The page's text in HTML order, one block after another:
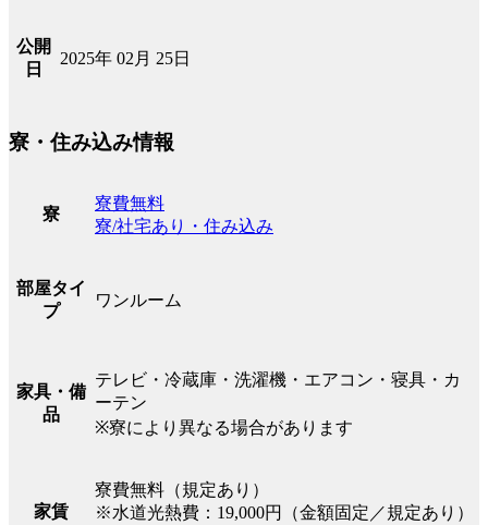
公開
日
2025年 02月 25日
寮・住み込み情報
寮
寮費無料
寮/社宅あり・住み込み
部屋タイ
プ
ワンルーム
家具・備
品
テレビ・冷蔵庫・洗濯機・エアコン・寝具・カ
ーテン
※寮により異なる場合があります
家賃
寮費無料（規定あり）
※水道光熱費：19,000円（金額固定／規定あり）